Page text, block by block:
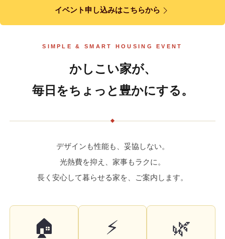
イベント申し込みはこちらから
SIMPLE & SMART HOUSING EVENT
かしこい家が、
毎日をちょっと豊かにする。
デザインも性能も、妥協しない。
光熱費を抑え、家事もラクに。
長く安心して暮らせる家を、ご案内します。
🏠 ⚡ 🌿